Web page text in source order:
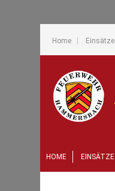
Home Einsätze
HOME EINSÄTZE